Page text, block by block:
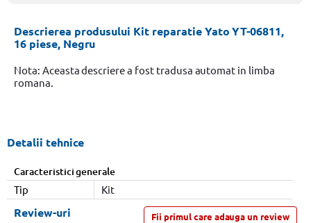
Descrierea produsului Kit reparatie Yato YT-06811,
16 piese, Negru
Nota: Aceasta descriere a fost tradusa automat in limba
romana.
Detalii tehnice
Caracteristici generale
Tip
Kit
Fii primul care adauga un review
Review-uri